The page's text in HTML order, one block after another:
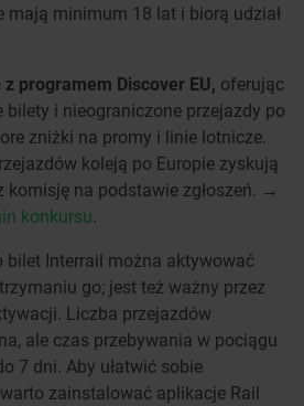
mają minimum 18 lat i biorą udział
programem Discover EU, oferując
i nieograniczone przejazdy po
zniżki na promy i linie lotnicze.
koleją po Europie zyskują
komisję na podstawie zgłoszeń. →
konkursu.
bilet Interrail można aktywować
go; jest też ważny przez
Liczba przejazdów
ale czas przebywania w pociągu
7 dni. Aby ułatwić sobie
zainstalować aplikacje Rail